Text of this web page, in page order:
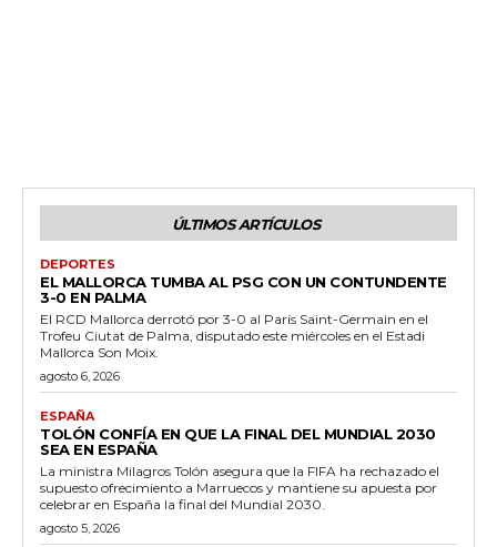
ÚLTIMOS ARTÍCULOS
DEPORTES
EL MALLORCA TUMBA AL PSG CON UN CONTUNDENTE
3-0 EN PALMA
El RCD Mallorca derrotó por 3-0 al París Saint-Germain en el
Trofeu Ciutat de Palma, disputado este miércoles en el Estadi
Mallorca Son Moix.
agosto 6, 2026
ESPAÑA
TOLÓN CONFÍA EN QUE LA FINAL DEL MUNDIAL 2030
SEA EN ESPAÑA
La ministra Milagros Tolón asegura que la FIFA ha rechazado el
supuesto ofrecimiento a Marruecos y mantiene su apuesta por
celebrar en España la final del Mundial 2030.
agosto 5, 2026